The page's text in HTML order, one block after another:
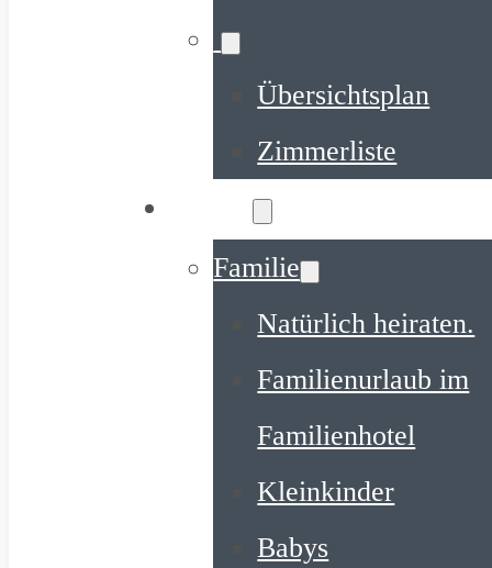
Übersichtsplan
Zimmerliste
Familie
Natürlich heiraten.
Familienurlaub im
Familienhotel
Kleinkinder
Babys